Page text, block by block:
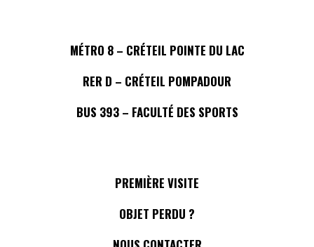
MÉTRO 8 – CRÉTEIL POINTE DU LAC
RER D – CRÉTEIL POMPADOUR
BUS 393 – FACULTÉ DES SPORTS
PREMIÈRE VISITE
OBJET PERDU ?